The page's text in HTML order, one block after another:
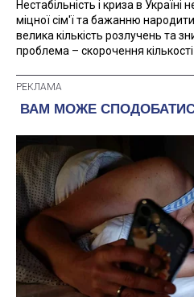
Нестабільність і криза в
міцної сім'ї та бажанню
велика кількість розлучень та
проблема – скорочення кількості